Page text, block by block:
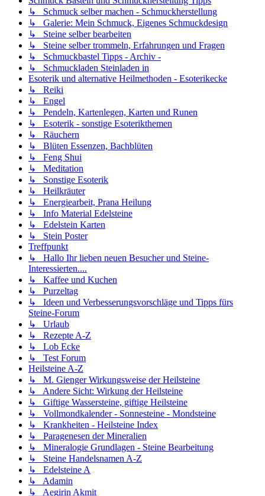
↳ Schmuck selber machen - Schmuckherstellung
↳ Galerie: Mein Schmuck, Eigenes Schmuckdesign
↳ Steine selber bearbeiten
↳ Steine selber trommeln, Erfahrungen und Fragen
↳ Schmuckbastel Tipps - Archiv -
↳ Schmuckladen Steinladen in
Esoterik und alternative Heilmethoden - Esoterikecke
↳ Reiki
↳ Engel
↳ Pendeln, Kartenlegen, Karten und Runen
↳ Esoterik - sonstige Esoterikthemen
↳ Räuchern
↳ Blüten Essenzen, Bachblüten
↳ Feng Shui
↳ Meditation
↳ Sonstige Esoterik
↳ Heilkräuter
↳ Energiearbeit, Prana Heilung
↳ Info Material Edelsteine
↳ Edelstein Karten
↳ Stein Poster
Treffpunkt
↳ Hallo Ihr lieben neuen Besucher und Steine-
Interessierten....
↳ Kaffee und Kuchen
↳ Purzeltag
↳ Ideen und Verbesserungsvorschläge und Tipps fürs
Steine-Forum
↳ Urlaub
↳ Rezepte A-Z
↳ Lob Ecke
↳ Test Forum
Heilsteine A-Z
↳ M. Gienger Wirkungsweise der Heilsteine
↳ Andere Sicht: Wirkung der Heilsteine
↳ Giftige Wassersteine, giftige Heilsteine
↳ Vollmondkalender - Sonnesteine - Mondsteine
↳ Krankheiten - Heilsteine Index
↳ Paragenesen der Mineralien
↳ Mineralogie Grundlagen - Steine Bearbeitung
↳ Steine Handelsnamen A-Z
↳ Edelsteine A
↳ Adamin
↳ Aegirin Akmit